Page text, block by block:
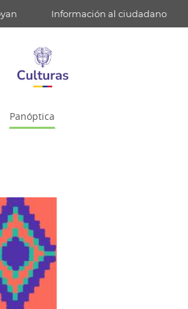
Información al ciudadano
Panóptica